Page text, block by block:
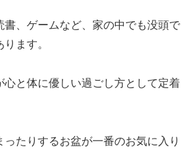
書、ゲームなど、家の中でも没頭で
ます。
心と体に優しい過ごし方として定着
たりするお盆が一番のお気に入り